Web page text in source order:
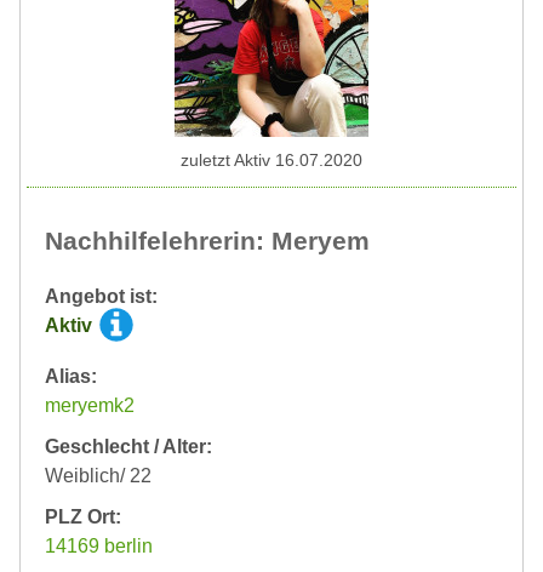
Nachhilfelehrerin: Meryem
Angebot ist:
Aktiv
Alias:
meryemk2
Geschlecht / Alter:
Weiblich/ 22
PLZ Ort:
14169 berlin
zuletzt Aktiv 16.07.2020